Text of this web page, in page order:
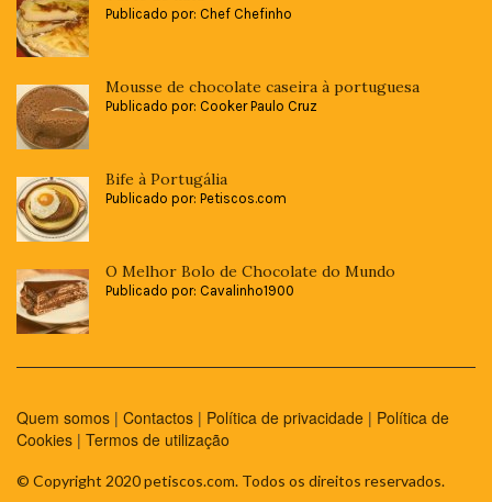
Publicado por: Chef Chefinho
Mousse de chocolate caseira à portuguesa
Publicado por: Cooker Paulo Cruz
Bife à Portugália
Publicado por: Petiscos.com
O Melhor Bolo de Chocolate do Mundo
Publicado por: Cavalinho1900
Quem somos | Contactos | Política de privacidade | Política de
Cookies | Termos de utilização
© Copyright 2020 petiscos.com. Todos os direitos reservados.